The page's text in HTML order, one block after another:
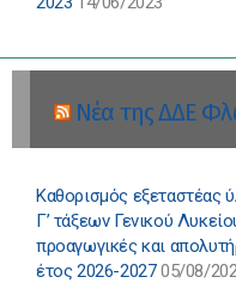
Νέα της ΔΔΕ
Καθορισμός εξεταστέας
Γ’ τάξεων Γενικού
προαγωγικές και
έτος 2026-2027 05/08/